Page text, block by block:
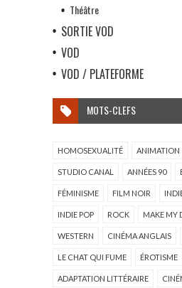
Théâtre
SORTIE VOD
VOD
VOD / PLATEFORME
MOTS-CLEFS
HOMOSEXUALITÉ ANIMATION
STUDIO CANAL ANNÉES 90
FÉMINISME FILM NOIR
INDIE POP ROCK MAKE MY
WESTERN CINÉMA ANGLAIS
LE CHAT QUI FUME ÉROTISME
ADAPTATION LITTÉRAIRE